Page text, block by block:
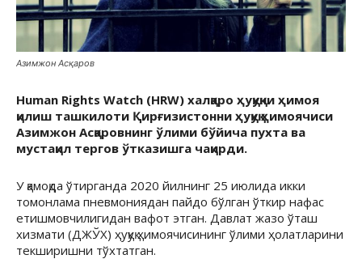
Азимжон Асқаров
Human Rights Watch (HRW) халқаро ҳуқуқни ҳимоя
қилиш ташкилоти Қирғизистонни ҳуқуқ ҳимоячиси
Азимжон Асқаровнинг ўлими бўйича пухта ва
мустақил тергов ўтказишга чақирди.
У қамоқда ўтирганда 2020 йилнинг 25 июлида икки
томонлама пневмониядан пайдо бўлган ўткир нафас
етишмовчилигидан вафот этган. Давлат жазо ўташ
хизмати (ДЖЎХ) ҳуқуқ ҳимоячисининг ўлими ҳолатларини
текширишни тўхтатган.